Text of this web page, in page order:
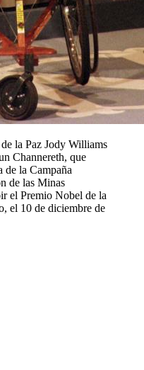
la Paz Jody Williams
Channereth, que
de la Campaña
de las Minas
el Premio Nobel de la
el 10 de diciembre de